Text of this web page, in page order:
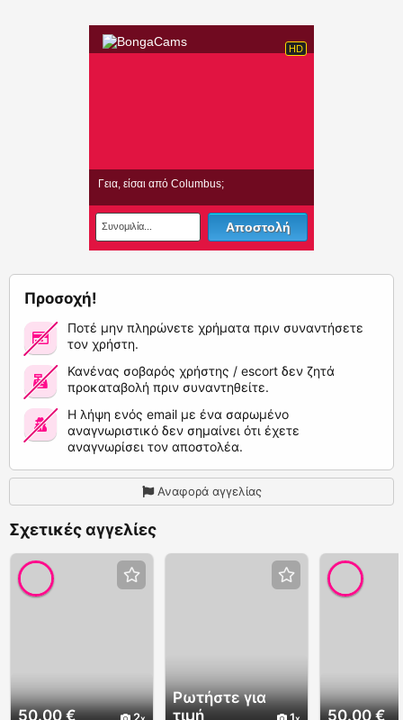
Προσοχή!
Ποτέ μην πληρώνετε χρήματα πριν συναντήσετε
τον χρήστη.
Κανένας σοβαρός χρήστης / escort δεν ζητά
προκαταβολή πριν συναντηθείτε.
Η λήψη ενός email με ένα σαρωμένο
αναγνωριστικό δεν σημαίνει ότι έχετε
αναγνωρίσει τον αποστολέα.
Αναφορά αγγελίας
Σχετικές αγγελίες
50.00 € 2
Ρωτήστε για
τιμή
1 50.00 €